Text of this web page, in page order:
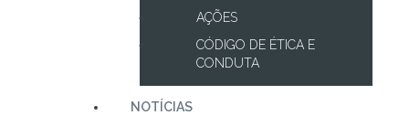
AÇÕES
CÓDIGO DE ÉTICA E
CONDUTA
NOTÍCIAS